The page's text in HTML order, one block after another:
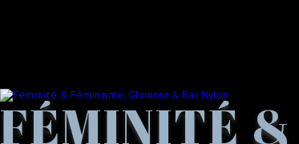
FÉMINITÉ